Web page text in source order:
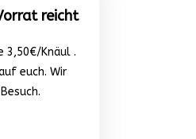
reicht
3,50€/Knäul .
euch. Wir